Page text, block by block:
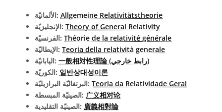
الألمانيّة: Allgemeine Relativitätstheorie
الإنجليزيّة: Theory of General Relativity
الفرنسيّة: Théorie de la relativité générale
الإيطاليّة: Teoria della relatività generale
اليابانيّة:
一般相対性理論 (رابط خارجي)
الكوريّة: 일반상대성이론
البرتغاليّة البرازيليّة: Teoria da Relatividade Geral
الصينيّة المبسطة: 广义相对论
الصينيّة التقليدية: 廣義相對論